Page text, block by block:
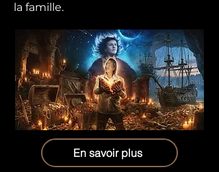
la famille.
En savoir plus